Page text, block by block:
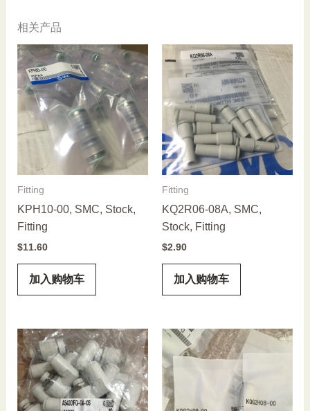
相关产品
Fitting
KPH10-00, SMC, Stock,
Fitting
$11.60
加入购物车
Fitting
KQ2R06-08A, SMC,
Stock, Fitting
$2.90
加入购物车